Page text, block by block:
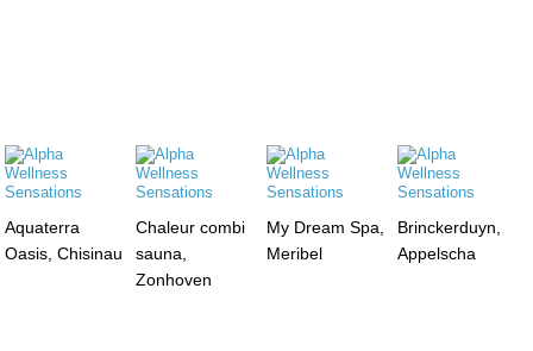
Aquaterra
Oasis, Chisinau
Chaleur combi
sauna,
Zonhoven
My Dream Spa,
Meribel
Brinckerduyn,
Appelscha